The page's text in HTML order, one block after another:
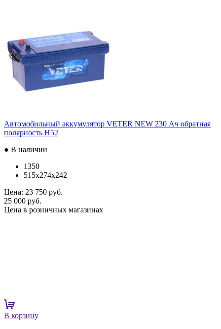
Автомобильный аккумулятор VETER NEW 230 Ач обратная
полярность H52
● В наличии
1350
515x274x242
Цена: 23 750 руб.
25 000 руб.
Цена в розничных магазинах
В корзину